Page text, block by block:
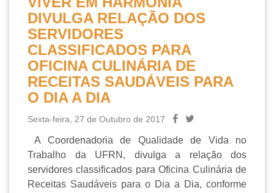
DIVULGA RELAÇÃO DOS
SERVIDORES
CLASSIFICADOS PARA
OFICINA CULINÁRIA DE
RECEITAS SAUDÁVEIS PARA
O DIA A DIA
Sexta-feira, 27 de Outubro de 2017
A Coordenadoria de Qualidade de Vida no
Trabalho da UFRN, divulga a relação dos
servidores classificados para Oficina Culinária de
Receitas Saudáveis para o Dia a Dia, conforme